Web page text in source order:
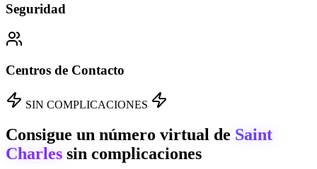
Seguridad
Centros de Contacto
SIN COMPLICACIONES
Consigue un número virtual de Saint
Charles sin complicaciones